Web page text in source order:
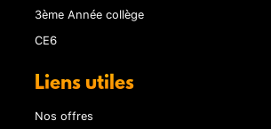
3ème Année collège
CE6
Liens utiles
Nos offres